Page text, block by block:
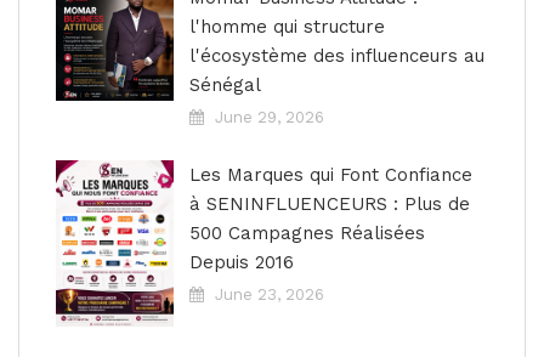
l'homme qui structure
l'écosystème des influenceurs au
Sénégal
June 29, 2026
Les Marques qui Font Confiance
à SENINFLUENCEURS : Plus de
500 Campagnes Réalisées
Depuis 2016
June 23, 2026